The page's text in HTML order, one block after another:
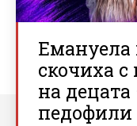
Емануела
скочиха
на
педофили